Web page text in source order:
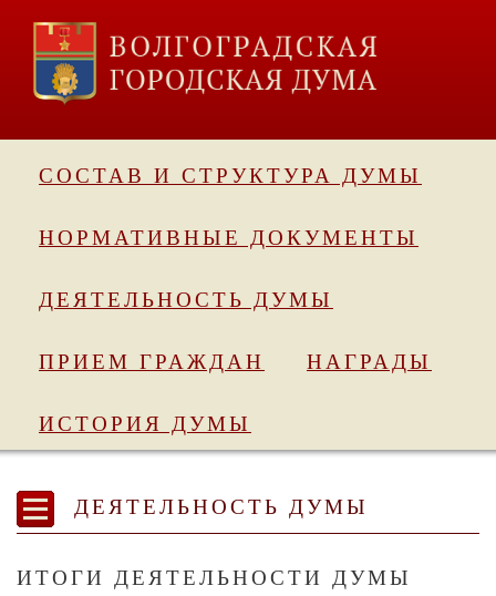
СОСТАВ И СТРУКТУРА ДУМЫ
НОРМАТИВНЫЕ ДОКУМЕНТЫ
ДЕЯТЕЛЬНОСТЬ ДУМЫ
ПРИЕМ ГРАЖДАН НАГРАДЫ
ИСТОРИЯ ДУМЫ
ДЕЯТЕЛЬНОСТЬ ДУМЫ
ИТОГИ ДЕЯТЕЛЬНОСТИ ДУМЫ